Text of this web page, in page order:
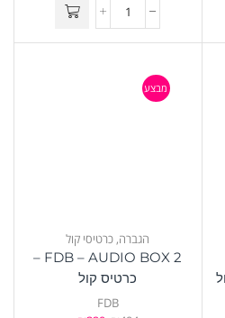
מבצע
הגברה, כרטיסי קול
FDB – AUDIO BOX 2 –
כרטיס קול
FDB